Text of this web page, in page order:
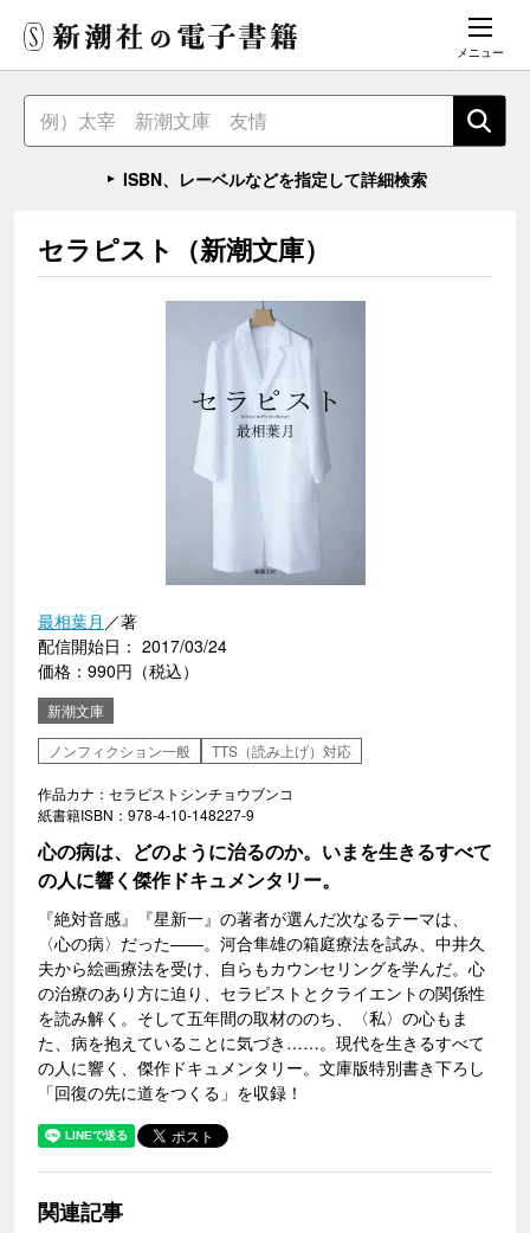
メニュー
ISBN、レーベルなどを指定して詳細検索
セラピスト（新潮文庫）
最相葉月 ／著
配信開始日： 2017/03/24
価格：990円（税込）
新潮文庫
ノンフィクション一般
TTS（読み上げ）対応
作品カナ：セラピストシンチョウブンコ
紙書籍ISBN：978-4-10-148227-9
心の病は、どのように治るのか。いまを生きるすべて
の人に響く傑作ドキュメンタリー。
『絶対音感』『星新一』の著者が選んだ次なるテーマは、
〈心の病〉だった――。河合隼雄の箱庭療法を試み、中井久
夫から絵画療法を受け、自らもカウンセリングを学んだ。心
の治療のあり方に迫り、セラピストとクライエントの関係性
を読み解く。そして五年間の取材ののち、〈私〉の心もま
た、病を抱えていることに気づき……。現代を生きるすべて
の人に響く、傑作ドキュメンタリー。文庫版特別書き下ろし
「回復の先に道をつくる」を収録！
関連記事